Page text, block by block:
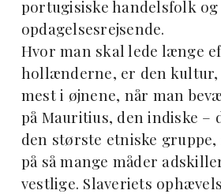
portugisiske handelsfolk og
opdagelsesrejsende.
Hvor man skal lede længe
hollænderne, er den
mest i øjnene, når man
på Mauritius, den indiske –
den største etniske
på så mange måder
vestlige. Slaveriets